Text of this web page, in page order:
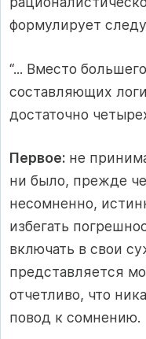
формулирует
“... Вместо
составляющих
достаточно
Первое: не
ни было, прежде
несомненно,
избегать
включать в свои
представляется
отчетливо, что
повод к сомнению.